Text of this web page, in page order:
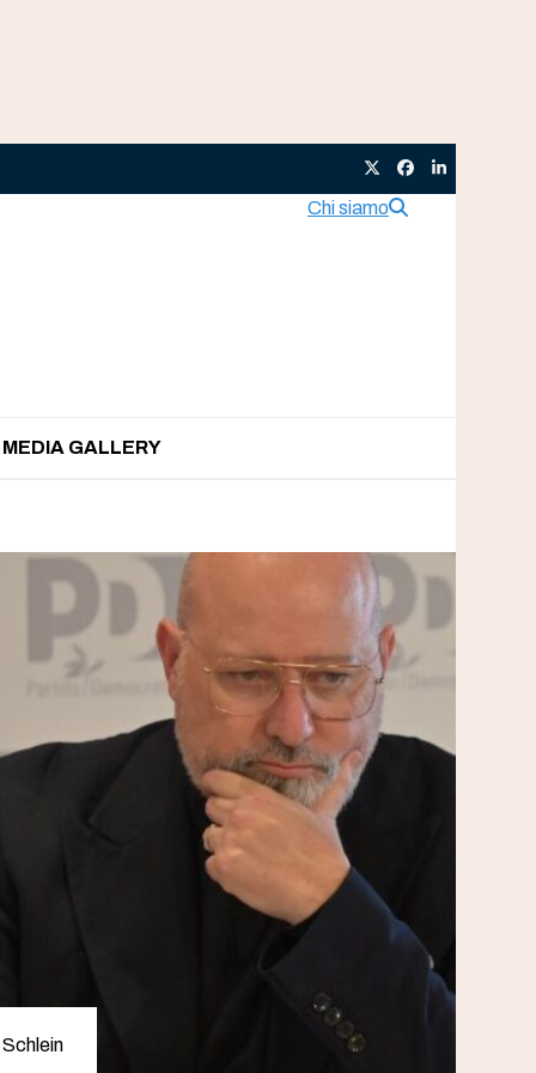
TwitterFacebook
LinkedIn
Chi siamo
MEDIA GALLERY